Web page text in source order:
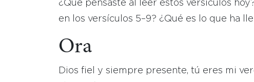
¿Qué pensaste al leer estos versículos
en los versículos 5–9? ¿Qué es lo que ha
Ora
Dios fiel y siempre presente, tú eres mi